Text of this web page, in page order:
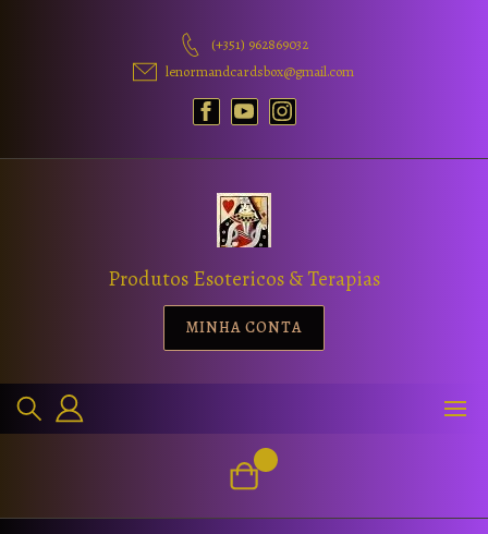
(+351) 962869032
lenormandcardsbox@gmail.com
Produtos Esotericos & Terapias
MINHA CONTA